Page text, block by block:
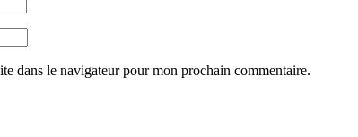
dans le navigateur pour mon prochain commentaire.